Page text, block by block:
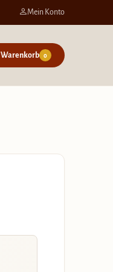
Mein Konto
Warenkorb 0